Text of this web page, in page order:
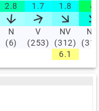
2.8 1.7 1.8 4
N
(6)
V
(253)
NV
(312)
NV
6.1